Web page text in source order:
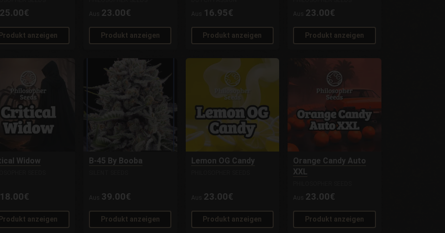
25.00€
anzeigen
Aus 23.00€
Produkt anzeigen
Aus
16.95€
Produkt anzeigen
Aus 23.00€
Produkt anzeigen
Widow
18.00€
Produkt anzeigen
B-45 By Booba
Aus 39.00€
Produkt anzeigen
Lemon OG Candy
Aus 23.00€
Produkt anzeigen
Orange Candy Auto
XXL
Aus 23.00€
Produkt anzeigen